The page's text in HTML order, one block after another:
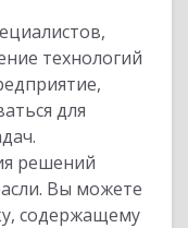
технологий
для
решений
Вы можете
содержащему